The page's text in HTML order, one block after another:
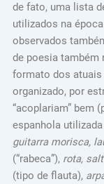
de fato, uma lista
utilizados na
observados
de poesia também
formato dos atuais
organizado, por
“acoplariam” bem
espanhola
guitarra morisca,
(“rabeca”), rota,
(tipo de flauta),